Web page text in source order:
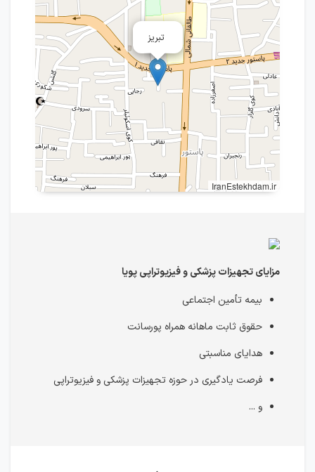
تبریز
IranEstekhdam.ir
مزایای تجهیزات پزشکی و فیزیوتراپی پویا
بیمه تأمین اجتماعی
حقوق ثابت ماهانه همراه پورسانت
هدایای مناسبتی
فرصت یادگیری در حوزه تجهیزات پزشکی و فیزیوتراپی
و ...